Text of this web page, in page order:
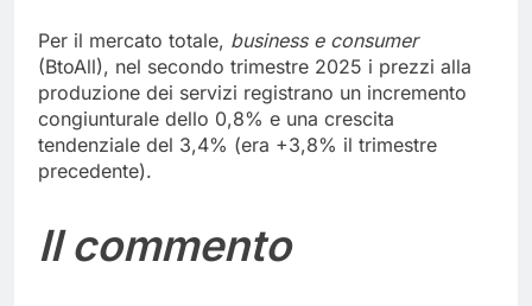
Per il mercato totale, business e consumer
(BtoAll), nel secondo trimestre 2025 i prezzi alla
produzione dei servizi registrano un incremento
congiunturale dello 0,8% e una crescita
tendenziale del 3,4% (era +3,8% il trimestre
precedente).
Il commento